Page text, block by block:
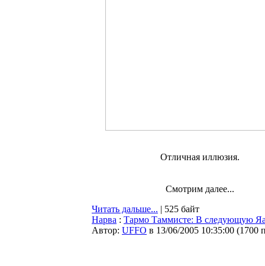
Отличная иллюзия.
Смотрим далее...
Читать дальше... | 525 байт
Нарва : Тармо Таммисте: В следующую
Автор: UFFO в 13/06/2005 10:35:00 (1700